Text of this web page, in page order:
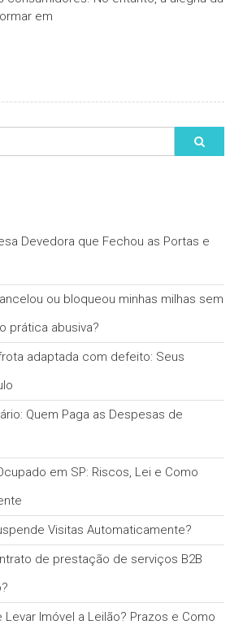
em
Devedora que Fechou as Portas e
ou bloqueou minhas milhas sem
prática abusiva?
adaptada com defeito: Seus
Quem Paga as Despesas de
em SP: Riscos, Lei e Como
Visitas Automaticamente?
de prestação de serviços B2B
Levar Imóvel a Leilão? Prazos e Como